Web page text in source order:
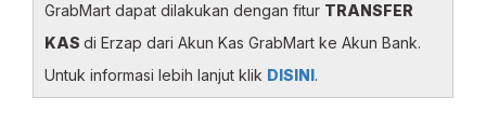
GrabMart dapat dilakukan dengan fitur TRANSFER
KAS di Erzap dari Akun Kas GrabMart ke Akun Bank.
Untuk informasi lebih lanjut klik DISINI.